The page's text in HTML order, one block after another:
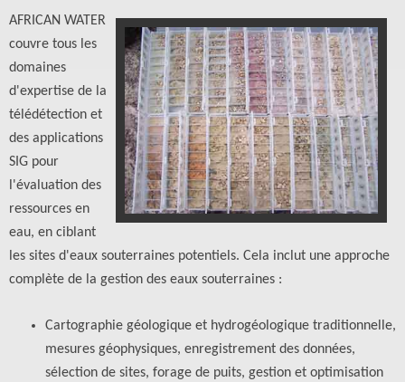
AFRICAN WATER
couvre tous les
domaines
d'expertise de la
télédétection et
des applications
SIG pour
l'évaluation des
ressources en
eau, en ciblant
les sites d'eaux souterraines potentiels. Cela inclut une approche
complète de la gestion des eaux souterraines :
Cartographie géologique et hydrogéologique traditionnelle,
mesures géophysiques, enregistrement des données,
sélection de sites, forage de puits, gestion et optimisation